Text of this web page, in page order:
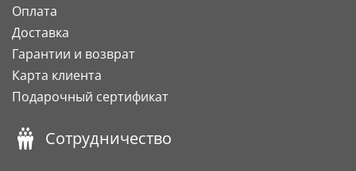
Оплата
Доставка
Гарантии и возврат
Карта клиента
Подарочный сертификат
Сотрудничество